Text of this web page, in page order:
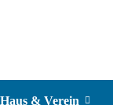
Haus & Verein